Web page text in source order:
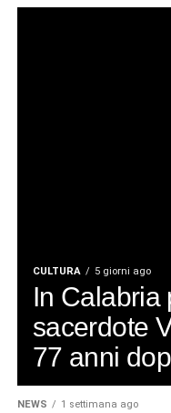
CULTURA 5 giorni ago
In Calabria
sacerdote
77 anni
NEWS 1 settimana ago